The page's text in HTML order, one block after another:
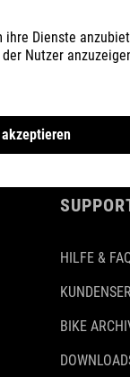
HILFE &
BIKE